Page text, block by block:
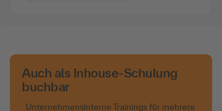
Auch als Inhouse-Schulung
buchbar
Unternehmensinterne Trainings für mehrere